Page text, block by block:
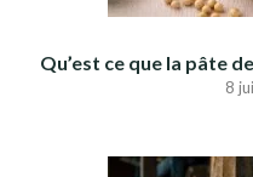
Qu’est ce que la pâte
8